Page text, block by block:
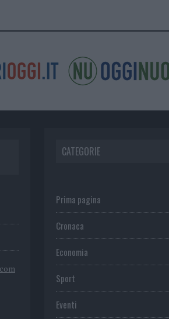
CATEGORIE
Prima pagina
Cronaca
Economia
Sport
Eventi